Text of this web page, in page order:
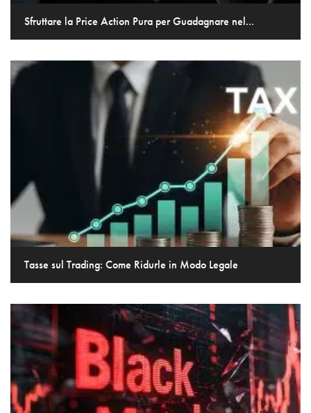
Sfruttare la Price Action Pura per Guadagnare nel...
Tasse sul Trading: Come Ridurle in Modo Legale